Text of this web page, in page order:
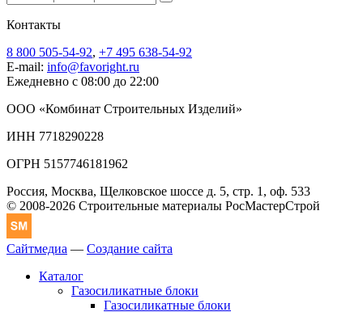
Контакты
8 800 505-54-92, +7 495 638-54-92
E-mail: info@favoright.ru
Ежедневно с 08:00 до 22:00
ООО «Комбинат Строительных Изделий»
ИНН 7718290228
ОГРН 5157746181962
Россия, Москва, Щелковское шоссе д. 5, стр. 1, оф. 533
© 2008-2026 Строительные материалы РосМастерСтрой
Сайтмедиа — Создание сайта
Каталог
Газосиликатные блоки
Газосиликатные блоки